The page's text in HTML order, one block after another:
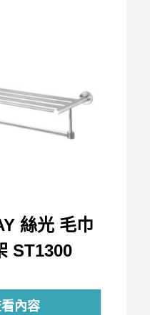
絲光 毛巾
ST1300
內容